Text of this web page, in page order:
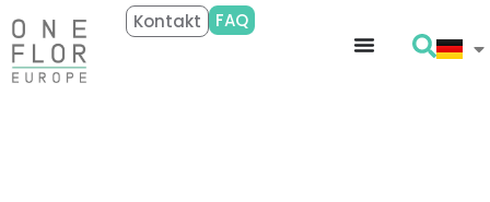
Kontakt FAQ